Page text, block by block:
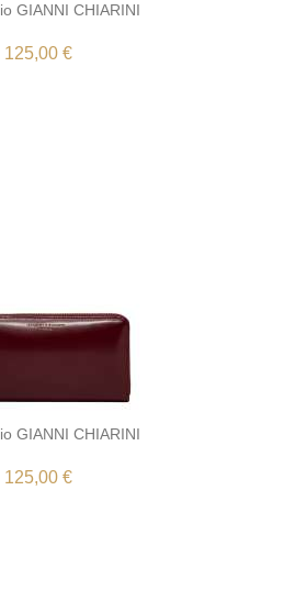
GIANNI CHIARINI
125,00 €
GIANNI CHIARINI
125,00 €